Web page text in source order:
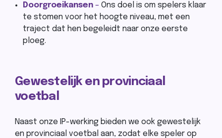
Doorgroeikansen – Ons doel is om spelers klaar
te stomen voor het hoogte niveau, met een
traject dat hen begeleidt naar onze eerste
ploeg.
Gewestelijk en provinciaal
voetbal
Naast onze IP-werking bieden we ook gewestelijk
en provinciaal voetbal aan, zodat elke speler op